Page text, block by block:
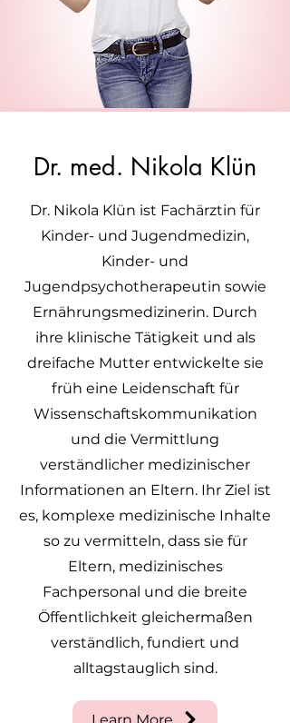
Dr. med. Nikola Klün
Dr. Nikola Klün ist Fachärztin für
Kinder- und Jugendmedizin,
Kinder- und
Jugendpsychotherapeutin sowie
Ernährungsmedizinerin. Durch
ihre klinische Tätigkeit und als
dreifache Mutter entwickelte sie
früh eine Leidenschaft für
Wissenschaftskommunikation
und die Vermittlung
verständlicher medizinischer
Informationen an Eltern. Ihr Ziel ist
es, komplexe medizinische Inhalte
so zu vermitteln, dass sie für
Eltern, medizinisches
Fachpersonal und die breite
Öffentlichkeit gleichermaßen
verständlich, fundiert und
alltagstauglich sind.
Learn More